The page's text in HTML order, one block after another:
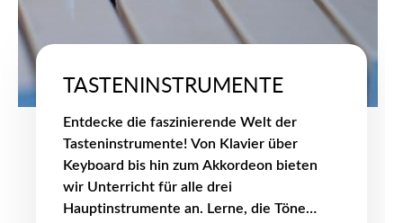
TASTENINSTRUMENTE
Entdecke die faszinierende Welt der
Tasteninstrumente! Von Klavier über
Keyboard bis hin zum Akkordeon bieten
wir Unterricht für alle drei
Hauptinstrumente an. Lerne, die Töne